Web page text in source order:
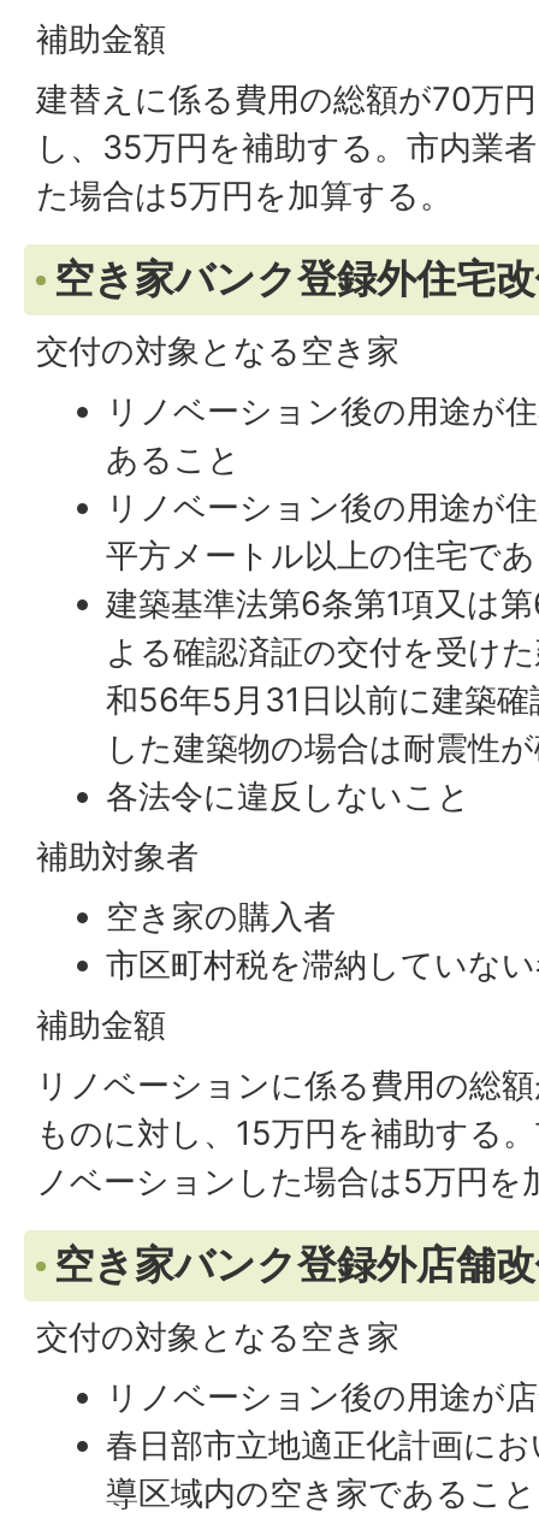
補助金額
建替えに係る費用の総額が70万
し、35万円を補助する。市内業
た場合は5万円を加算する。
空き家バンク登録外住宅
交付の対象となる空き家
リノベーション後の用途が
あること
リノベーション後の用途が
平方メートル以上の住宅で
建築基準法第6条第1項又は
よる確認済証の交付を受け
和56年5月31日以前に建築
した建築物の場合は耐震性
各法令に違反しないこと
補助対象者
空き家の購入者
市区町村税を滞納していな
補助金額
リノベーションに係る費用の総
ものに対し、15万円を補助する
ノベーションした場合は5万円を
空き家バンク登録外店舗
交付の対象となる空き家
リノベーション後の用途が
春日部市立地適正化計画に
導区域内の空き家であること